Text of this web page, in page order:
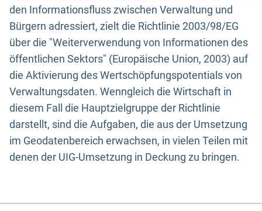
den Informationsfluss zwischen Verwaltung und
Bürgern adressiert, zielt die Richtlinie 2003/98/EG
über die "Weiterverwendung von Informationen des
öffentlichen Sektors" (Europäische Union, 2003) auf
die Aktivierung des Wertschöpfungspotentials von
Verwaltungsdaten. Wenngleich die Wirtschaft in
diesem Fall die Hauptzielgruppe der Richtlinie
darstellt, sind die Aufgaben, die aus der Umsetzung
im Geodatenbereich erwachsen, in vielen Teilen mit
denen der UIG-Umsetzung in Deckung zu bringen.